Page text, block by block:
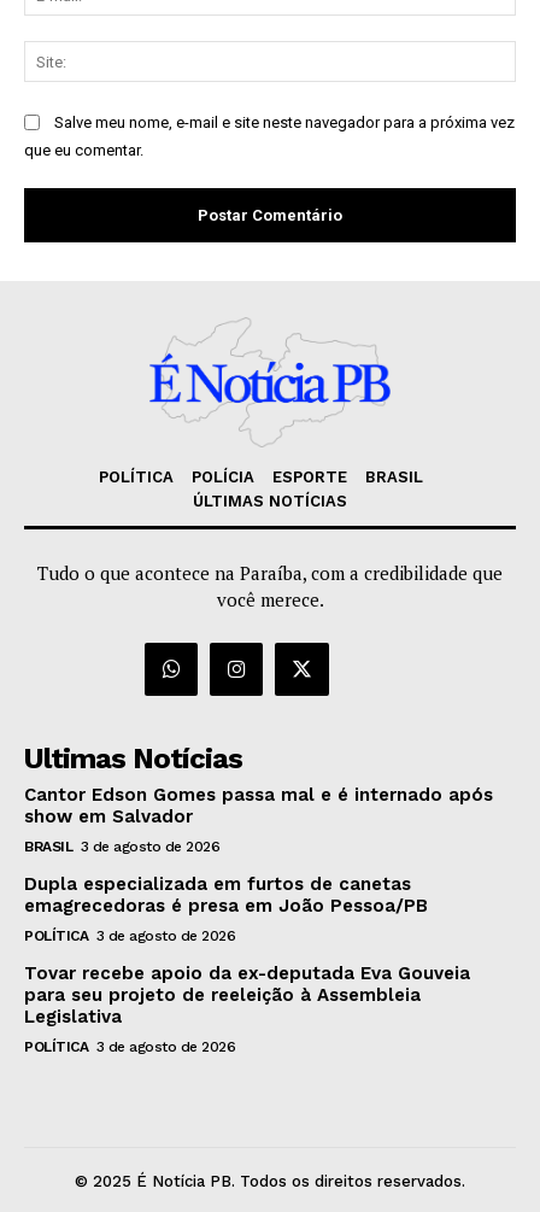
Salve meu nome, e-mail e site neste navegador para a próxima vez
que eu comentar.
POLÍTICA POLÍCIA ESPORTE
BRASIL
ÚLTIMAS NOTÍCIAS
Tudo o que acontece na Paraíba, com a credibilidade que
você merece.
Ultimas Notícias
Cantor Edson Gomes passa mal e é internado após
show em Salvador
BRASIL 3 de agosto de 2026
Dupla especializada em furtos de canetas
emagrecedoras é presa em João Pessoa/PB
POLÍTICA 3 de agosto de 2026
Tovar recebe apoio da ex-deputada Eva Gouveia
para seu projeto de reeleição à Assembleia
Legislativa
POLÍTICA 3 de agosto de 2026
© 2025 É Notícia PB. Todos os direitos reservados.